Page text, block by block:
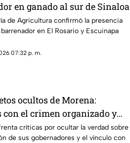
en ganado al sur de Sinaloa
de Agricultura confirmó la presencia
en El Rosario y Escuinapa
07:32 p. m.
ocultos de Morena:
el crimen organizado y
críticas por ocultar la verdad sobre
de sus gobernadores y el vínculo con